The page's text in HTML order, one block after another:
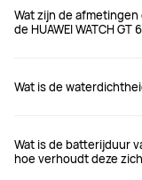
Wat zijn de
de HUAWEI WATCH GT
Wat is de
Wat is de batterijduur
hoe verhoudt deze